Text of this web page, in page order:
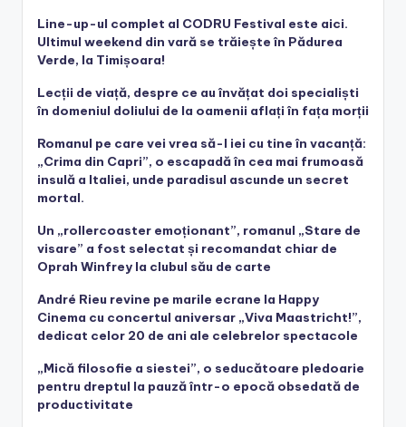
Line-up-ul complet al CODRU Festival este aici.
Ultimul weekend din vară se trăiește în Pădurea
Verde, la Timișoara!
Lecții de viață, despre ce au învățat doi specialiști
în domeniul doliului de la oamenii aflați în fața morții
Romanul pe care vei vrea să-l iei cu tine în vacanță:
„Crima din Capri”, o escapadă în cea mai frumoasă
insulă a Italiei, unde paradisul ascunde un secret
mortal.
Un „rollercoaster emoționant”, romanul „Stare de
visare” a fost selectat și recomandat chiar de
Oprah Winfrey la clubul său de carte
André Rieu revine pe marile ecrane la Happy
Cinema cu concertul aniversar „Viva Maastricht!”,
dedicat celor 20 de ani ale celebrelor spectacole
„Mică filosofie a siestei”, o seducătoare pledoarie
pentru dreptul la pauză într-o epocă obsedată de
productivitate